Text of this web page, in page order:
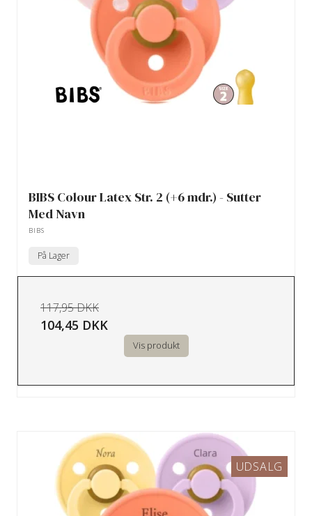
BIBS Colour Latex Str. 2 (+6 mdr.) - Sutter
Med Navn
BIBS
På Lager
117,95 DKK
104,45 DKK
Vis produkt
UDSALG